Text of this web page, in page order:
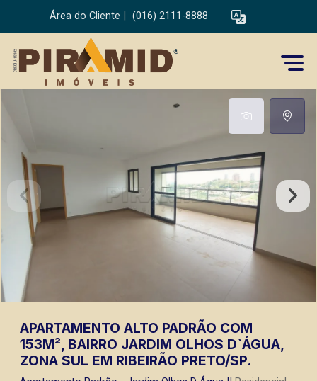
Área do Cliente (016) 2111-8888
APARTAMENTO ALTO PADRÃO COM
153M², BAIRRO JARDIM OLHOS D`ÁGUA,
ZONA SUL EM RIBEIRÃO PRETO/SP.